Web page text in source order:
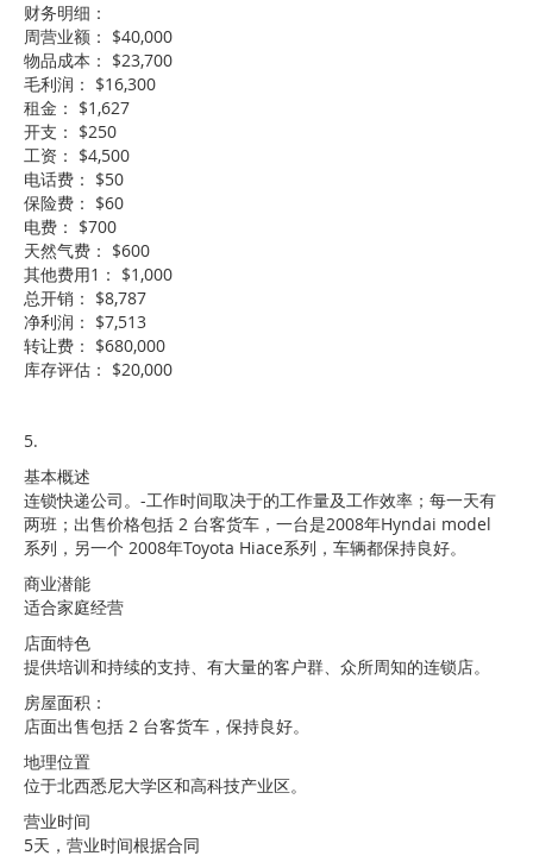
财务明细：
周营业额： $40,000
物品成本： $23,700
毛利润： $16,300
租金： $1,627
开支： $250
工资： $4,500
电话费： $50
保险费： $60
电费： $700
天然气费： $600
其他费用1： $1,000
总开销： $8,787
净利润： $7,513
转让费： $680,000
库存评估： $20,000
5.
基本概述
连锁快递公司。-工作时间取决于的工作量及工作效率；每一天有
两班；出售价格包括 2 台客货车，一台是2008年Hyndai model
系列，另一个 2008年Toyota Hiace系列，车辆都保持良好。
商业潜能
适合家庭经营
店面特色
提供培训和持续的支持、有大量的客户群、众所周知的连锁店。
房屋面积：
店面出售包括 2 台客货车，保持良好。
地理位置
位于北西悉尼大学区和高科技产业区。
营业时间
5天，营业时间根据合同